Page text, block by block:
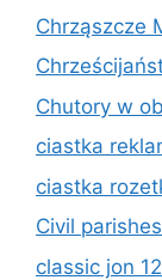
Chrząszcze
Chutory w
ciastka
ciastka
Civil
classic jon